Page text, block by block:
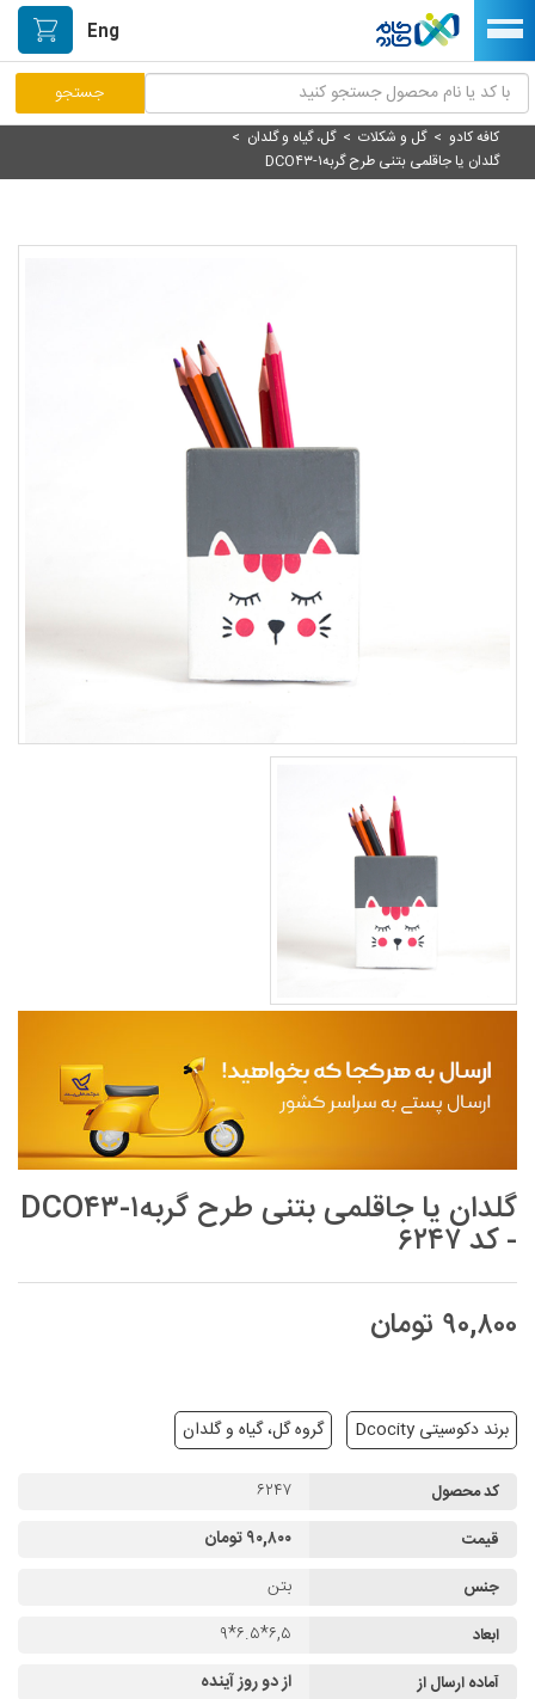
Eng
مرکز پاسخگویی مشتریان
نصب اپلیکیشن اندرویدی
خیابان هنر/بازار دستآفریده ها
سوالات متداول
کافه کادو >گل و شکلات >گل، گیاه و گلدان >
گلدان یا جاقلمی بتنی طرح گربهDCO۴۳-۱
گلدان یا جاقلمی بتنی طرح گربهDCO۴۳-۱
- کد ۶۲۴۷
۹۰,۸۰۰ تومان
برند دکوسیتی Dcocity گروه گل، گیاه و گلدان
کد محصول ۶۲۴۷
قیمت ۹۰,۸۰۰ تومان
جنس بتن
ابعاد ۶,۵*۶.۵*۹
آماده ارسال از از دو روز آینده